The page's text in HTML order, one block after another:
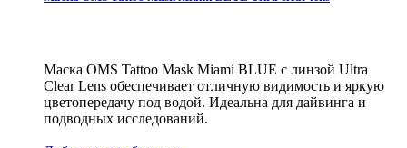
Маска OMS Tattoo Mask Miami BLUE с линзой Ultra
Clear Lens обеспечивает отличную видимость и яркую
цветопередачу под водой. Идеальна для дайвинга и
подводных исследований.